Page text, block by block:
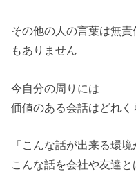
その他の人の言葉は無
もありません
今自分の周りには
価値のある会話はどれ
「こんな話が出来る環
こんな話を会社や友達